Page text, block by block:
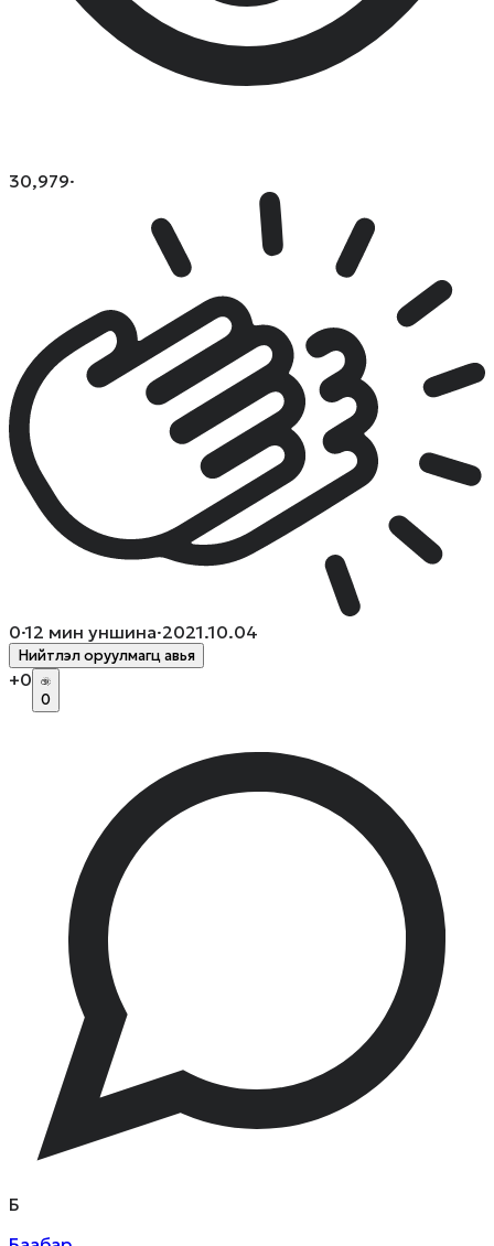
30,979·
0·12 мин уншина·2021.10.04
Нийтлэл оруулмагц авья
+0
0
Б